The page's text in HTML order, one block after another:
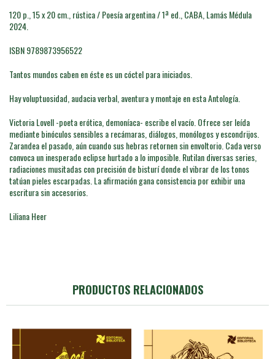
120 p., 15 x 20 cm., rústica / Poesía argentina / 1ª ed., CABA, Lamás Médula
2024.
ISBN 9789873956522
Tantos mundos caben en éste es un cóctel para iniciados.
Hay voluptuosidad, audacia verbal, aventura y montaje en esta Antología.
Victoria Lovell -poeta erótica, demoníaca- escribe el vacío. Ofrece ser leída
mediante binóculos sensibles a recámaras, diálogos, monólogos y escondrijos.
Zarandea el pasado, aún cuando sus hebras retornen sin envoltorio. Cada verso
convoca un inesperado eclipse hurtado a lo imposible. Rutilan diversas series,
radiaciones musitadas con precisión de bisturí donde el vibrar de los tonos
tatúan pieles escarpadas. La afirmación gana consistencia por exhibir una
escritura sin accesorios.
Liliana Heer
PRODUCTOS RELACIONADOS